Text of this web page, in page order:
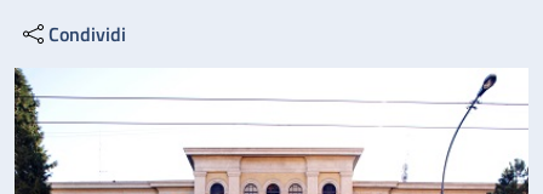
Condividi